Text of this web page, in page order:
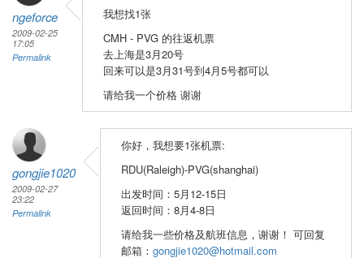
ngeforce
2009-02-25
17:05
Permalink
我想找1张
CMH - PVG 的往返机票
去上海是3月20号
回来可以是3月31号到4月5号都可以
请给我一个价格 谢谢
gongjie1020
2009-02-27
23:22
Permalink
你好，我想要1张机票:
RDU(Raleigh)-PVG(shanghai)
出发时间：5月12-15日
返回时间：8月4-8日
请给我一些价格及航班信息，谢谢！ 可回复
邮箱： gongjie1020@hotmail.com